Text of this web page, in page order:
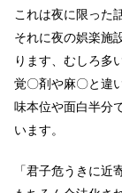
これは夜に限った
それに夜の娯楽施
ります、むしろ多
覚〇剤や麻〇と違
味本位や面白半分
います。
「君子危うきに近